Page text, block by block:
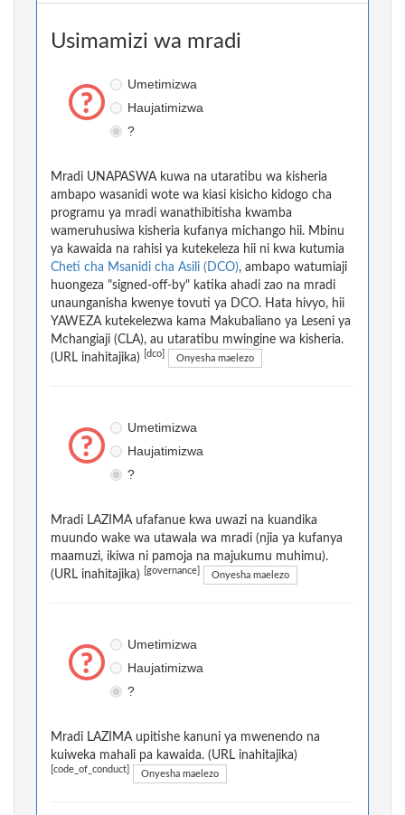
Usimamizi wa mradi
Umetimizwa
Haujatimizwa
?
Mradi UNAPASWA kuwa na utaratibu wa kisheria
ambapo wasanidi wote wa kiasi kisicho kidogo cha
programu ya mradi wanathibitisha kwamba
wameruhusiwa kisheria kufanya michango hii. Mbinu
ya kawaida na rahisi ya kutekeleza hii ni kwa kutumia
Cheti cha Msanidi cha Asili (DCO), ambapo watumiaji
huongeza "signed-off-by" katika ahadi zao na mradi
unaunganisha kwenye tovuti ya DCO. Hata hivyo, hii
YAWEZA kutekelezwa kama Makubaliano ya Leseni ya
Mchangiaji (CLA), au utaratibu mwingine wa kisheria.
(URL inahitajika)
[dco] Onyesha maelezo
Umetimizwa
Haujatimizwa
?
Mradi LAZIMA ufafanue kwa uwazi na kuandika
muundo wake wa utawala wa mradi (njia ya kufanya
maamuzi, ikiwa ni pamoja na majukumu muhimu).
(URL inahitajika)
[governance] Onyesha maelezo
Umetimizwa
Haujatimizwa
?
Mradi LAZIMA upitishe kanuni ya mwenendo na
kuiweka mahali pa kawaida. (URL inahitajika)
[code_of_conduct] Onyesha maelezo